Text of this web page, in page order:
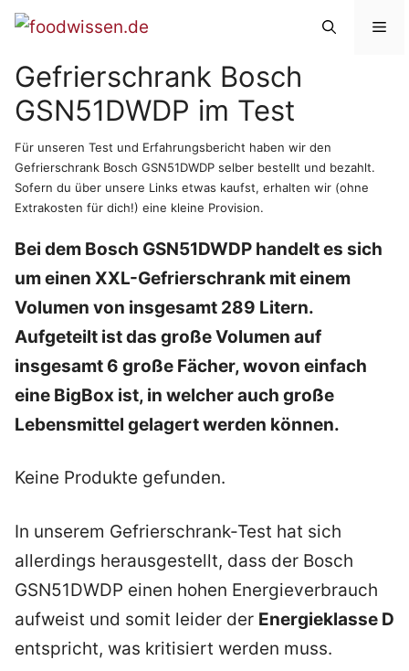
Zum
springen
Gefrierschrank Bosch
GSN51DWDP im Test
Für unseren Test und Erfahrungsbericht haben wir den
Gefrierschrank Bosch GSN51DWDP selber bestellt und bezahlt.
Sofern du über unsere Links etwas kaufst, erhalten wir (ohne
Extrakosten für dich!) eine kleine Provision.
Bei dem Bosch GSN51DWDP handelt es sich
um einen XXL-Gefrierschrank mit einem
Volumen von insgesamt 289 Litern.
Aufgeteilt ist das große Volumen auf
insgesamt 6 große Fächer, wovon einfach
eine BigBox ist, in welcher auch große
Lebensmittel gelagert werden können.
Keine Produkte gefunden.
In unserem Gefrierschrank-Test hat sich
allerdings herausgestellt, dass der Bosch
GSN51DWDP einen hohen Energieverbrauch
aufweist und somit leider der Energieklasse D
entspricht, was kritisiert werden muss.